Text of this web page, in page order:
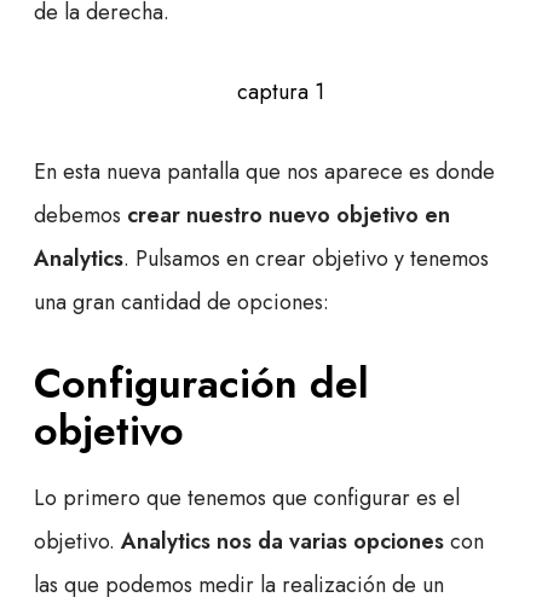
de la derecha.
En esta nueva pantalla que nos aparece es donde
debemos crear nuestro nuevo objetivo en
Analytics. Pulsamos en crear objetivo y tenemos
una gran cantidad de opciones:
Configuración del
objetivo
Lo primero que tenemos que configurar es el
objetivo. Analytics nos da varias opcionescon
las que podemos medir la realización de un